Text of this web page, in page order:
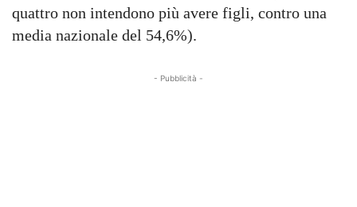
quattro non intendono più avere figli, contro una
media nazionale del 54,6%).
- Pubblicità -